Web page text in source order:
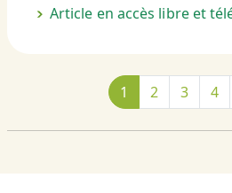
Article en accès libre et
1 2 3 4